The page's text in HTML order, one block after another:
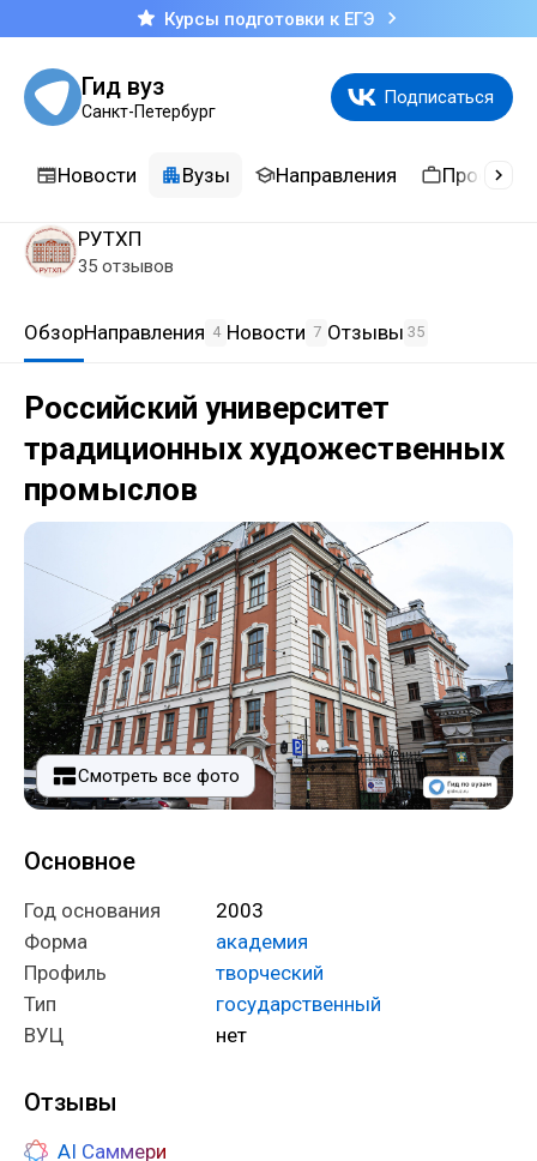
Курсы подготовки к ЕГЭ
Гид вуз
Санкт-Петербург
Подписаться
Новости Вузы Направления
РУТХП
35 отзывов
ОбзорНаправления 4 Новости 7 Отзывы 35
Российский университет
традиционных художественных
промыслов
Смотреть все фото
Основное
Год основания
2003
Форма
академия
Профиль
творческий
Тип
государственный
ВУЦ
нет
Отзывы
AI Саммери